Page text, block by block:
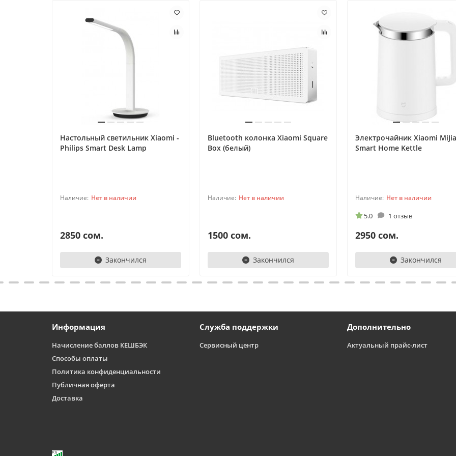
Настольный светильник Xiaomi -
Philips Smart Desk Lamp
Нет в наличии
2850 сом.
Закончился
Bluetooth колонка Xiaomi Square
Box (белый)
Нет в наличии
1500 сом.
Закончился
Электрочайник Xiaomi MiJia
Smart Home Kettle
Нет в наличии
5.0 1 отзыв
2950 сом.
Закончился
Информация
Начисление баллов КЕШБЭК
Способы оплаты
Политика конфиденциальности
Публичная оферта
Доставка
Служба поддержки
Сервисный центр
Дополнительно
Актуальный прайс-лист